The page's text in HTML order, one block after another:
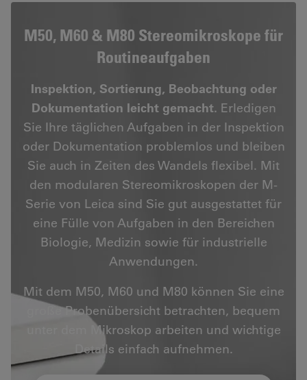
M50, M60 & M80 Stereomikroskope für
Routineaufgaben
Inspektion, Sortierung, Beobachtung oder
Dokumentation leicht gemacht. Erledigen
Sie Ihre täglichen Aufgaben in der Inspektion
oder Dokumentation problemlos und bleiben
Sie auch in Zeiten des Wandels flexibel. Mit
den modularen Stereomikroskopen der M-
Serie von Leica sind Sie gut ausgestattet für
eine Fülle von Aufgaben in den Bereichen
Biologie, Medizin sowie für industrielle
Anwendungen.
Mit dem M50, M60 und M80 können Sie eine
große Probenübersicht betrachten, bequem
unter dem Mikroskop arbeiten und wichtige
Details einfach aufnehmen.